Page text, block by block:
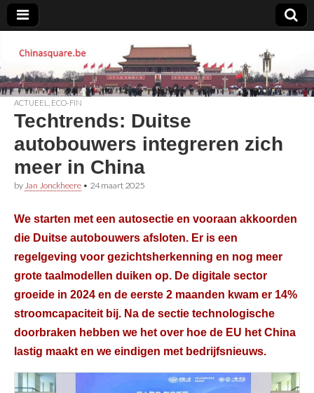
Chinasquare.be
ACTUEEL ECO-FIN
Techtrends: Duitse
autobouwers integreren zich
meer in China
by Jan Jonckheere • 24 maart 2025
We starten met een autosectie en vooraan akkoorden
die Duitse autobouwers afsloten. Er is een
regelgeving voor gezichtsherkenning en nog meer
grote taalmodellen duiken op. De digitale sector
groeide in 2024 en de eerste 2 maanden kwam er 14%
stroomcapaciteit bij. Na de sectie technologische
doorbraken hebben we het over hoe de EU het China
lastig maakt en we eindigen met bedrijfsnieuws.